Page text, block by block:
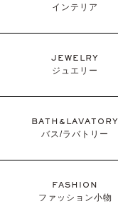
インテリア
JEWELRY
ジュエリー
BATH&LAVATORY
バス/ラバトリー
FASHION
ファッション小物